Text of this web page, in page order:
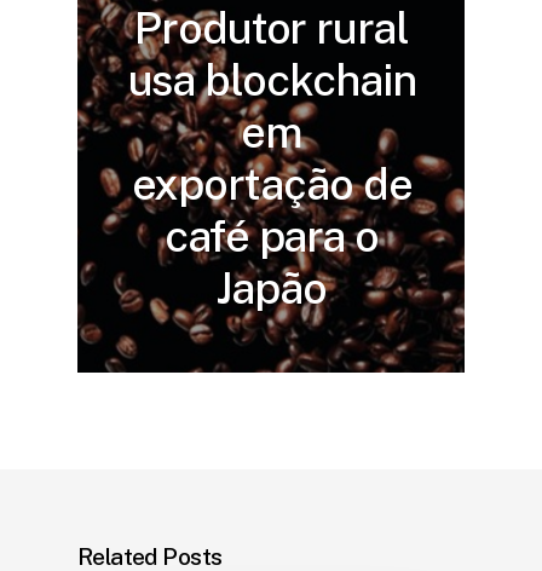
Produtor rural
usa blockchain
em
exportação de
café para o
Japão
Related Posts